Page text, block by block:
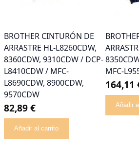
BROTHER CINTURÓN DE
ARRASTRE HL-L8260CDW,
8360CDW, 9310CDW / DCP-
L8410CDW / MFC-
L8690CDW, 8900CDW,
9570CDW
82,89 €
Añadir al carrito
MFC-
164,11
Añadir